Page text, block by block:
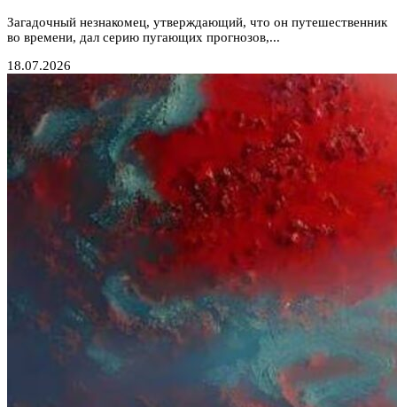
Загадочный незнакомец, утверждающий, что он путешественник
во времени, дал серию пугающих прогнозов,...
18.07.2026